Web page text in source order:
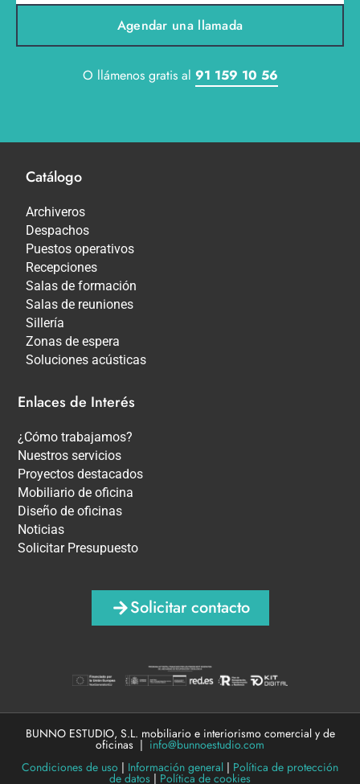
Agendar una llamada
O llámenos gratis al 91 159 10 56
Catálogo
Archiveros
Despachos
Puestos operativos
Recepciones
Salas de formación
Salas de reuniones
Sillería
Zonas de espera
Soluciones acústicas
Enlaces de Interés
¿Cómo trabajamos?
Nuestros servicios
Proyectos destacados
Mobiliario de oficina
Diseño de oficinas
Noticias
Solicitar Presupuesto
Solicitar contacto
BUNNO ESTUDIO, S.L. mobiliario e interiorismo comercial y de
oficinas | info@bunnoestudio.com
Condiciones de uso | Información general | Política de protección
de datos | Política de cookies